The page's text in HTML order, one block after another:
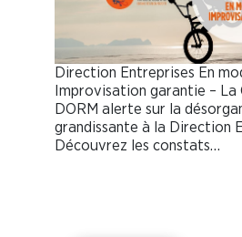
Direction Entreprises En
Improvisation garantie – La
DORM alerte sur la
grandissante à la Direction
Découvrez les constats…